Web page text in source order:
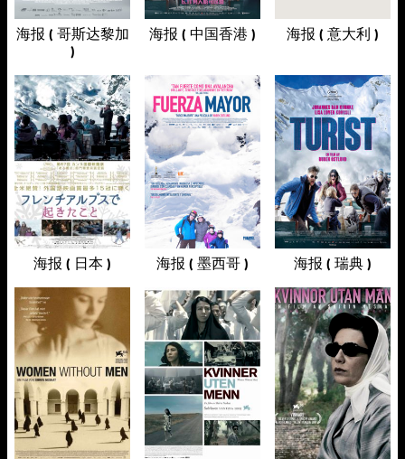
海报 ( 哥斯达黎加
)
海报 ( 中国香港 ) 海报 ( 意大利 )
海报 ( 日本 ) 海报 ( 墨西哥 ) 海报 ( 瑞典 )